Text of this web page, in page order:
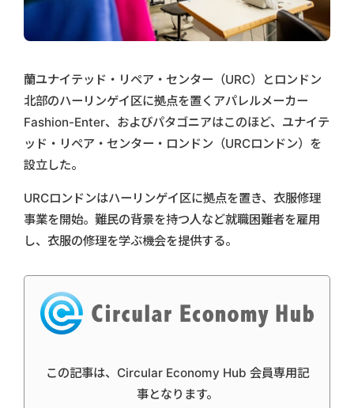
蘭ユナイテッド・リペア・センター（URC）とロンドン
北部のハーリンゲイ区に拠点を置くアパレルメーカー
Fashion-Enter、およびパタゴニアはこのほど、ユナイテ
ッド・リペア・センター・ロンドン（URCロンドン）を
設立した。
URCロンドンはハーリンゲイ区に拠点を置き、衣服修理
事業を開始。難民の背景を持つ人など就職困難者を雇用
し、衣服の修理を学ぶ機会を提供する。
この記事は、Circular Economy Hub 会員専用記
事となります。